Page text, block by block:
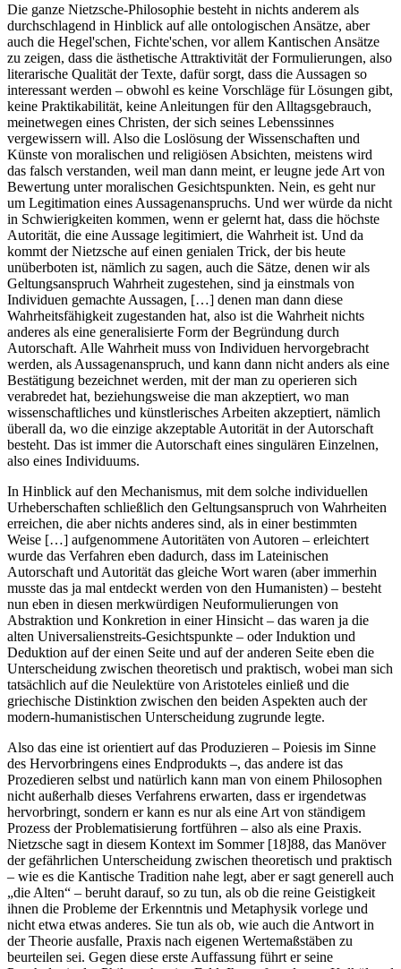
Die ganze Nietzsche-Philosophie besteht in nichts anderem als
durchschlagend in Hinblick auf alle ontologischen Ansätze, aber
auch die Hegel'schen, Fichte'schen, vor allem Kantischen Ansätze
zu zeigen, dass die ästhetische Attraktivität der Formulierungen, also
literarische Qualität der Texte, dafür sorgt, dass die Aussagen so
interessant werden – obwohl es keine Vorschläge für Lösungen gibt,
keine Praktikabilität, keine Anleitungen für den Alltagsgebrauch,
meinetwegen eines Christen, der sich seines Lebenssinnes
vergewissern will. Also die Loslösung der Wissenschaften und
Künste von moralischen und religiösen Absichten, meistens wird
das falsch verstanden, weil man dann meint, er leugne jede Art von
Bewertung unter moralischen Gesichtspunkten. Nein, es geht nur
um Legitimation eines Aussagenanspruchs. Und wer würde da nicht
in Schwierigkeiten kommen, wenn er gelernt hat, dass die höchste
Autorität, die eine Aussage legitimiert, die Wahrheit ist. Und da
kommt der Nietzsche auf einen genialen Trick, der bis heute
unüberboten ist, nämlich zu sagen, auch die Sätze, denen wir als
Geltungsanspruch Wahrheit zugestehen, sind ja einstmals von
Individuen gemachte Aussagen, […] denen man dann diese
Wahrheitsfähigkeit zugestanden hat, also ist die Wahrheit nichts
anderes als eine generalisierte Form der Begründung durch
Autorschaft. Alle Wahrheit muss von Individuen hervorgebracht
werden, als Aussagenanspruch, und kann dann nicht anders als eine
Bestätigung bezeichnet werden, mit der man zu operieren sich
verabredet hat, beziehungsweise die man akzeptiert, wo man
wissenschaftliches und künstlerisches Arbeiten akzeptiert, nämlich
überall da, wo die einzige akzeptable Autorität in der Autorschaft
besteht. Das ist immer die Autorschaft eines singulären Einzelnen,
also eines Individuums.
In Hinblick auf den Mechanismus, mit dem solche individuellen
Urheberschaften schließlich den Geltungsanspruch von Wahrheiten
erreichen, die aber nichts anderes sind, als in einer bestimmten
Weise […] aufgenommene Autoritäten von Autoren – erleichtert
wurde das Verfahren eben dadurch, dass im Lateinischen
Autorschaft und Autorität das gleiche Wort waren (aber immerhin
musste das ja mal entdeckt werden von den Humanisten) – besteht
nun eben in diesen merkwürdigen Neuformulierungen von
Abstraktion und Konkretion in einer Hinsicht – das waren ja die
alten Universalienstreits-Gesichtspunkte – oder Induktion und
Deduktion auf der einen Seite und auf der anderen Seite eben die
Unterscheidung zwischen theoretisch und praktisch, wobei man sich
tatsächlich auf die Neulektüre von Aristoteles einließ und die
griechische Distinktion zwischen den beiden Aspekten auch der
modern-humanistischen Unterscheidung zugrunde legte.
Also das eine ist orientiert auf das Produzieren – Poiesis im Sinne
des Hervorbringens eines Endprodukts –, das andere ist das
Prozedieren selbst und natürlich kann man von einem Philosophen
nicht außerhalb dieses Verfahrens erwarten, dass er irgendetwas
hervorbringt, sondern er kann es nur als eine Art von ständigem
Prozess der Problematisierung fortführen – also als eine Praxis.
Nietzsche sagt in diesem Kontext im Sommer [18]88, das Manöver
der gefährlichen Unterscheidung zwischen theoretisch und praktisch
– wie es die Kantische Tradition nahe legt, aber er sagt generell auch
„die Alten“ – beruht darauf, so zu tun, als ob die reine Geistigkeit
ihnen die Probleme der Erkenntnis und Metaphysik vorlege und
nicht etwa etwas anderes. Sie tun als ob, wie auch die Antwort in
der Theorie ausfalle, Praxis nach eigenen Wertemaßstäben zu
beurteilen sei. Gegen diese erste Auffassung führt er seine